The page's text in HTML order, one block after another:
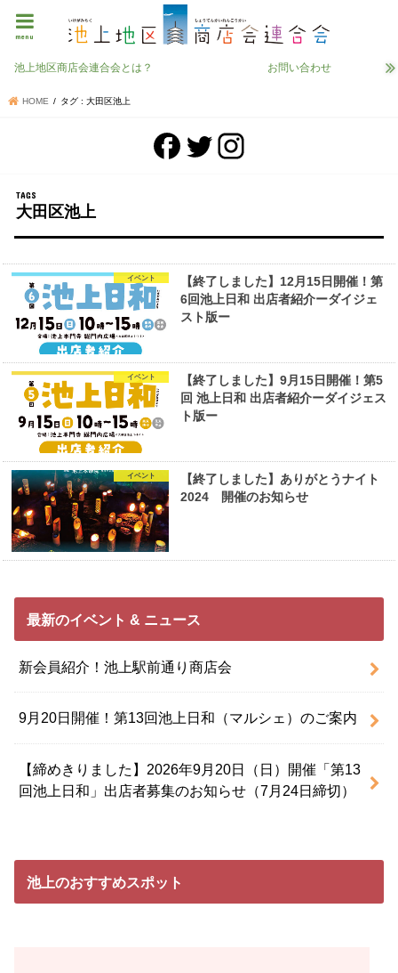
menu
池上地区商店会連合会とは？ お問い合わせ
HOME タグ : 大田区池上
大田区池上
イベント
【終了しました】12月15日開催！第
6回池上日和 出店者紹介ーダイジェ
スト版ー
イベント
【終了しました】9月15日開催！第5
回 池上日和 出店者紹介ーダイジェス
ト版ー
イベント
【終了しました】ありがとうナイト
2024 開催のお知らせ
最新のイベント & ニュース
新会員紹介！池上駅前通り商店会
9月20日開催！第13回池上日和（マルシェ）のご案内
【締めきりました】2026年9月20日（日）開催「第13
回池上日和」出店者募集のお知らせ（7月24日締切）
池上のおすすめスポット